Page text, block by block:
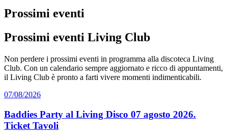
Prossimi eventi
Prossimi eventi Living Club
Non perdere i prossimi eventi in programma alla discoteca Living
Club. Con un calendario sempre aggiornato e ricco di appuntamenti,
il Living Club è pronto a farti vivere momenti indimenticabili.
07/08/2026
Baddies Party al Living Disco 07 agosto 2026.
Ticket Tavoli